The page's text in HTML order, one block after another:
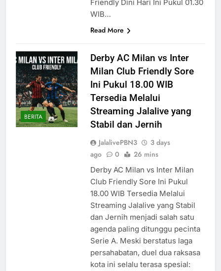
Friendly Dini Hari Ini Pukul 01.30
WIB…
Read More
BERITA
Derby AC Milan vs Inter
Milan Club Friendly Sore
Ini Pukul 18.00 WIB
Tersedia Melalui
Streaming Jalalive yang
Stabil dan Jernih
JalalivePBN3
3 days
ago
0 26 mins
Derby AC Milan vs Inter Milan
Club Friendly Sore Ini Pukul
18.00 WIB Tersedia Melalui
Streaming Jalalive yang Stabil
dan Jernih menjadi salah satu
agenda paling ditunggu pecinta
Serie A. Meski berstatus laga
persahabatan, duel dua raksasa
kota ini selalu terasa spesial: